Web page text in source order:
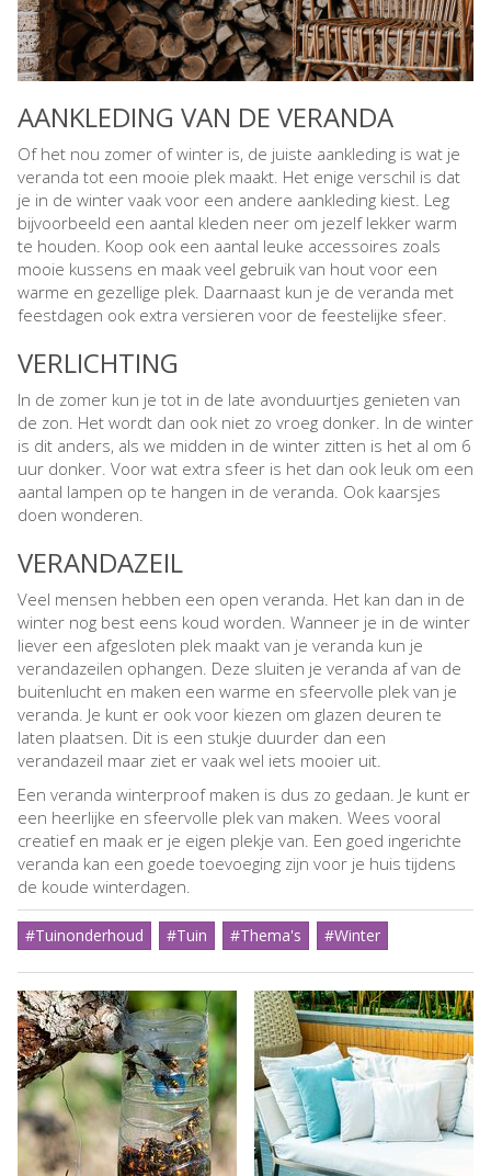
AANKLEDING VAN DE VERANDA
Of het nou zomer of winter is, de juiste aankleding is wat je
veranda tot een mooie plek maakt. Het enige verschil is dat
je in de winter vaak voor een andere aankleding kiest. Leg
bijvoorbeeld een aantal kleden neer om jezelf lekker warm
te houden. Koop ook een aantal leuke accessoires zoals
mooie kussens en maak veel gebruik van hout voor een
warme en gezellige plek. Daarnaast kun je de veranda met
feestdagen ook extra versieren voor de feestelijke sfeer.
VERLICHTING
In de zomer kun je tot in de late avonduurtjes genieten van
de zon. Het wordt dan ook niet zo vroeg donker. In de winter
is dit anders, als we midden in de winter zitten is het al om 6
uur donker. Voor wat extra sfeer is het dan ook leuk om een
aantal lampen op te hangen in de veranda. Ook kaarsjes
doen wonderen.
VERANDAZEIL
Veel mensen hebben een open veranda. Het kan dan in de
winter nog best eens koud worden. Wanneer je in de winter
liever een afgesloten plek maakt van je veranda kun je
verandazeilen ophangen. Deze sluiten je veranda af van de
buitenlucht en maken een warme en sfeervolle plek van je
veranda. Je kunt er ook voor kiezen om glazen deuren te
laten plaatsen. Dit is een stukje duurder dan een
verandazeil maar ziet er vaak wel iets mooier uit.
Een veranda winterproof maken is dus zo gedaan. Je kunt er
een heerlijke en sfeervolle plek van maken. Wees vooral
creatief en maak er je eigen plekje van. Een goed ingerichte
veranda kan een goede toevoeging zijn voor je huis tijdens
de koude winterdagen.
#Tuinonderhoud #Tuin #Thema's #Winter